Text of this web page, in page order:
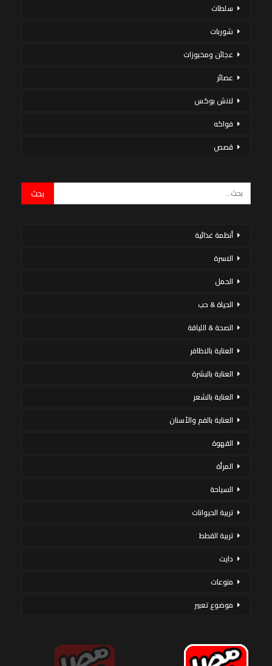
سلطات
شوربات
عجائن ومخبوزات
عصائر
لانش بوكس
فواكه
قصص
أنظمة غذائية
الاسرة
الحمل
الحياة & حب
الصحة & اللياقة
العناية بالاظافر
العناية بالبشرة
العناية بالشعر
العناية بالفم والأسنان
القهوة
المرأة
السياحة
تربية الحيوانات
تربية القطط
دايت
منوعات
موضوع تعبير